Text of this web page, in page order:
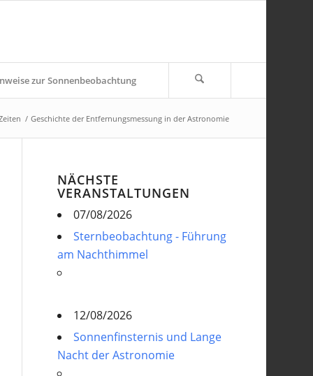
zur Sonnenbeobachtung
/ Geschichte der Entfernungsmessung in der Astronomie
NÄCHSTE
VERANSTALTUNGEN
07/08/2026
Sternbeobachtung - Führung
am Nachthimmel
12/08/2026
Sonnenfinsternis und Lange
Nacht der Astronomie